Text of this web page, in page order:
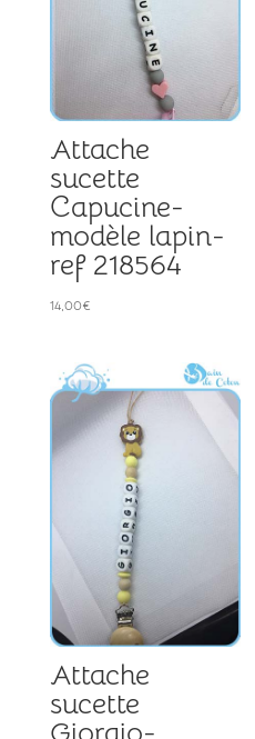
Attache
sucette
Capucine-
modèle lapin-
ref 218564
14,00€
Attache
sucette